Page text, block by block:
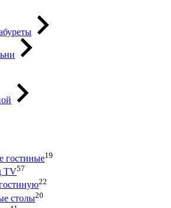
гостиные19
ТV57
22
столы20